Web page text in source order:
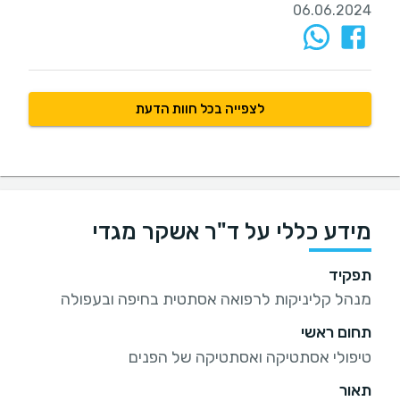
06.06.2024
לצפייה בכל חוות הדעת
מידע כללי על ד"ר אשקר מגדי
תפקיד
מנהל קליניקות לרפואה אסתטית בחיפה ובעפולה
תחום ראשי
טיפולי אסתטיקה ואסתטיקה של הפנים
תאור